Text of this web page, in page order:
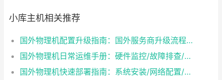
小库主机相关推荐
国外物理机配置升级指南：国外服务商升级流程/成本/业务中断风险对比
国外物理机日常运维手册：硬件监控/故障排查/性能优化技巧
国外物理机快速部署指南：系统安装/网络配置/安全防护一步到位